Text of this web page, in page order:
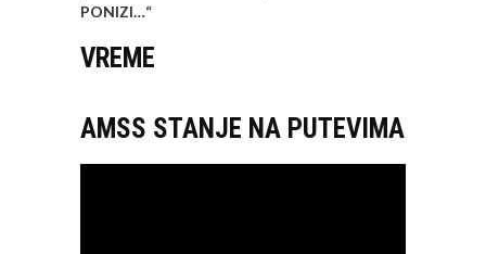
PONIZI…“
VREME
AMSS STANJE NA PUTEVIMA